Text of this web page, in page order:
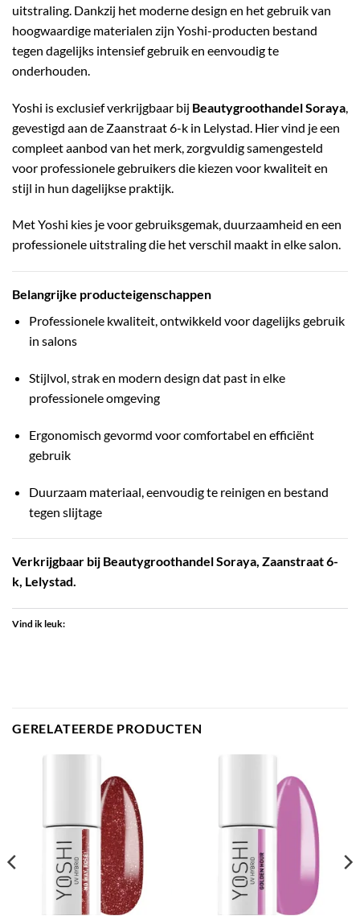
uitstraling. Dankzij het moderne design en het gebruik van
hoogwaardige materialen zijn Yoshi-producten bestand
tegen dagelijks intensief gebruik en eenvoudig te
onderhouden.
Yoshi is exclusief verkrijgbaar bij Beautygroothandel Soraya
gevestigd aan de Zaanstraat 6-k in Lelystad. Hier vind je een
compleet aanbod van het merk, zorgvuldig samengesteld
voor professionele gebruikers die kiezen voor kwaliteit en
stijl in hun dagelijkse praktijk.
Met Yoshi kies je voor gebruiksgemak, duurzaamheid en een
professionele uitstraling die het verschil maakt in elke salon.
Belangrijke producteigenschappen
Professionele kwaliteit, ontwikkeld voor dagelijks gebruik
in salons
Stijlvol, strak en modern design dat past in elke
professionele omgeving
Ergonomisch gevormd voor comfortabel en efficiënt
gebruik
Duurzaam materiaal, eenvoudig te reinigen en bestand
tegen slijtage
Verkrijgbaar bij Beautygroothandel Soraya, Zaanstraat 6-
k, Lelystad.
Vind ik leuk:
GERELATEERDE PRODUCTEN